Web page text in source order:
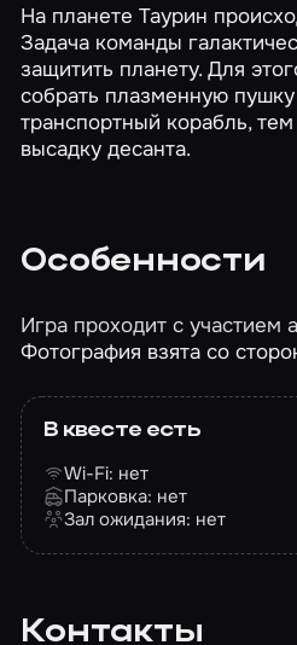
На планете Таурин
Задача команды
защитить планету. Для
собрать плазменную
транспортный корабль,
высадку десанта.
Особенности
Игра проходит с участием
Фотография взята со
В квесте есть
Wi-Fi: нет
Парковка: нет
Зал ожидания: нет
Контакты